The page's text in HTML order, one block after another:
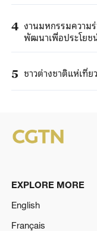
4 งานมหกรรมความ
พัฒนาเพื่อประโยช
5 ชาวต่างชาติแห่เที่
EXPLORE MORE
English
Français